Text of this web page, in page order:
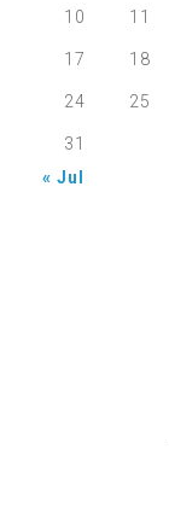
10 11
17 18
24 25
31
« Jul